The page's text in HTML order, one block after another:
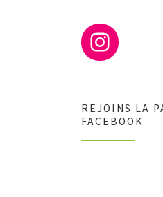
REJOINS LA
FACEBOOK